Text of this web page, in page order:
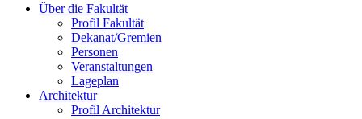
Über die Fakultät
Profil Fakultät
Dekanat/Gremien
Personen
Veranstaltungen
Lageplan
Architektur
Profil Architektur